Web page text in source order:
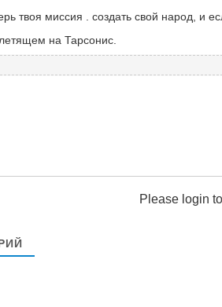
твоя миссия . создать свой народ, и
на Тарсонис.
Please login